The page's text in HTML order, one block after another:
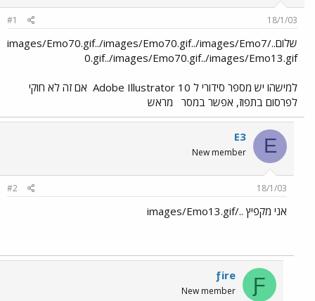
ש
א
ת
א
ר
ך
18/1/03
#1
שלום../images/Emo70.gif../images/Emo70.gif../images/Emo7
0.gif../images/Emo70.gif../images/Emo13.gif
למישהו יש מספר סידורי ל Adobe Illustrator 10
אם זה לא חוקי
לפרסום בתפוז, אפשר במסר
מראש
E
E3
New member
18/1/03
#2
אני מקפיץ ../images/Emo13.gif
Ƒ
ƒire
New member